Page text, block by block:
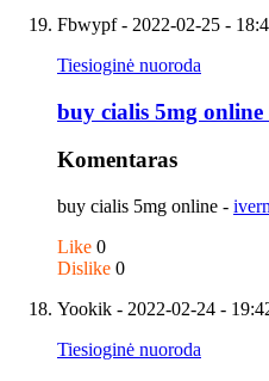
Fbwypf- 2022-02-25 -
Tiesioginė nuoroda
buy cialis 5mg
Komentaras
buy cialis 5mg online -
Like 0
Dislike 0
Yookik - 2022-02-24 -
Tiesioginė nuoroda